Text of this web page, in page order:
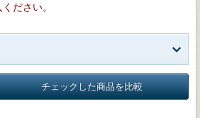
ださい。
チェックした商品を比較